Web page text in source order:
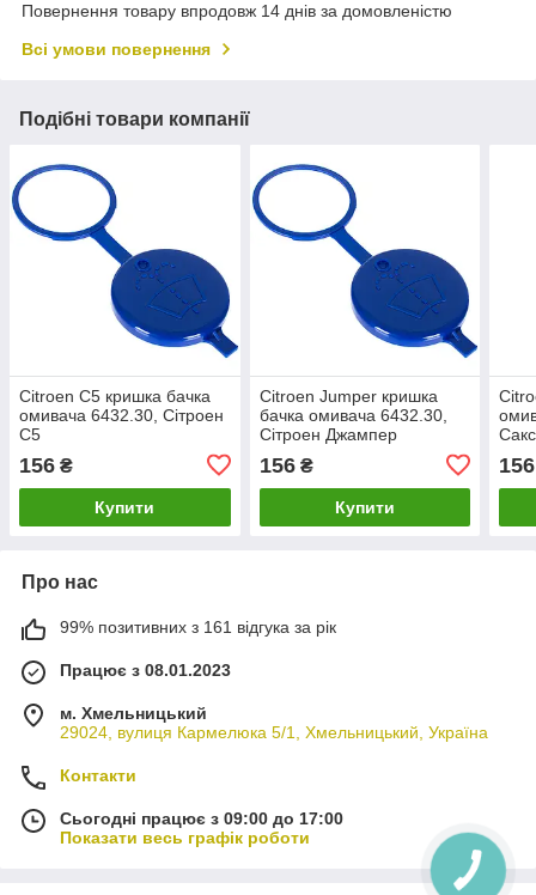
Повернення товару впродовж 14 днів за домовленістю
Всі умови повернення
Подібні товари компанії
Citroen C5 кришка бачка
омивача 6432.30, Сітроен
С5
156 ₴
Купити
Citroen Jumper кришка
бачка омивача 6432.30,
Сітроен Джампер
156₴
Купити
156
Про нас
99% позитивних з 161 відгука за рік
Працює з 08.01.2023
м. Хмельницький
29024, вулиця Кармелюка 5/1, Хмельницький, Україна
Контакти
Сьогодні працює з 09:00 до 17:00
Показати весь графік роботи